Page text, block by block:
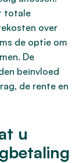
totale
over
de optie om
De
beïnvloed
de rente en
u